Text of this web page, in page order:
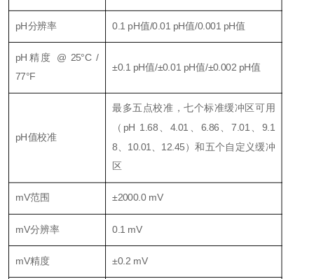
pH分辨率 0.1 pH值/0.01 pH值/0.001 pH值
pH精度 @ 25°C /
77°F
±0.1 pH值/±0.01 pH值/±0.002 pH值
pH值校准
最多五点校准，七个标准缓冲区可用
（pH 1.68、4.01、6.86、7.01、9.1
8、10.01、12.45）和五个自定义缓冲
区
mV范围 ±2000.0 mV
mV分辨率 0.1 mV
mV精度 ±0.2 mV